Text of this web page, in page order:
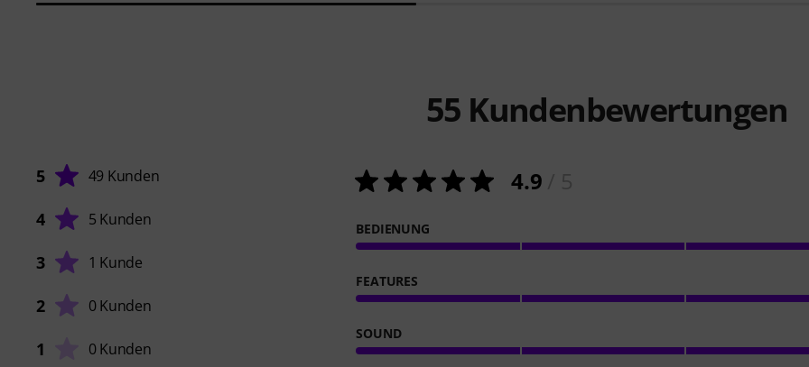
55 Kundenbewertungen
5 49 Kunden
4 5 Kunden
3 1 Kunde
2 0 Kunden
1 0 Kunden
4.9
BEDIENUNG
FEATURES
SOUND